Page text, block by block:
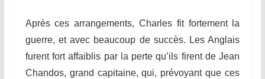
Après ces arrangements, Charles fit fortement la
guerre, et avec beaucoup de succès. Les Anglais
furent fort affaiblis par la perte qu’ils firent de Jean
Chandos, grand capitaine, qui, prévoyant que ces